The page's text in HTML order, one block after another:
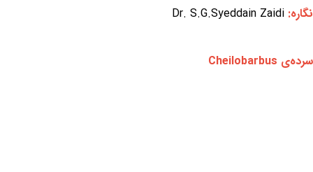
نگاره: Dr. S.G.Syeddain Zaidi
سرده‌ی Cheilobarbus